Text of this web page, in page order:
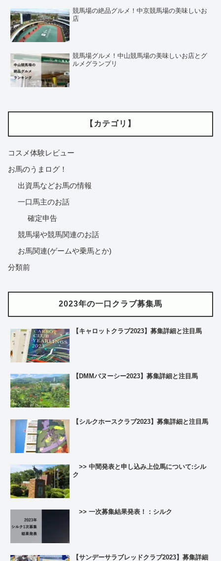
競馬場の絶品グルメ！中京競馬場の美味しいお
店
競馬場グルメ！中山競馬場の美味しいお店とグ
ルメグランプリ
【カテゴリ】
コスメ体験レビュー
お馬のうまログ！
出資馬などお馬の情報
一口馬主のお話
確定申告
競馬場や競馬関連のお話
お馬関連(ゲームや乗馬とか)
分類前
2023年の一口クラブ募集馬
【キャロットクラブ2023】募集詳細と注目馬
【DMMバヌーシー2023】募集詳細と注目馬
【シルクホースクラブ2023】募集詳細と注目馬
>> 中間発表と申し込み上位馬について:シル
ク
>> 一次募集結果発表！：シルク
【サンデーサラブレッドクラブ2023】募集詳細